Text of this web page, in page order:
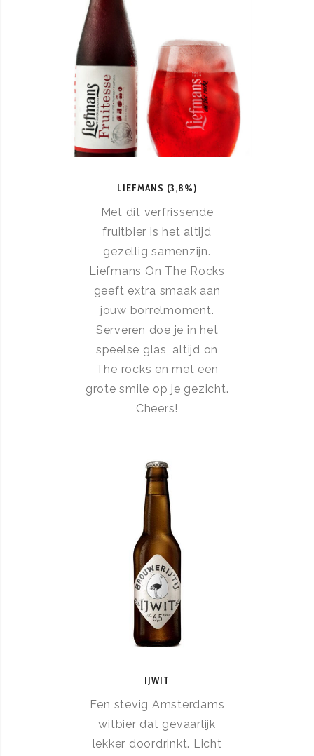
LIEFMANS (3,8%)
Met dit verfrissende
fruitbier is het altijd
gezellig samenzijn.
Liefmans On The Rocks
geeft extra smaak aan
jouw borrelmoment.
Serveren doe je in het
speelse glas, altijd on
The rocks en met een
grote smile op je gezicht.
Cheers!
IJWIT
Een stevig Amsterdams
witbier dat gevaarlijk
lekker doordrinkt. Licht